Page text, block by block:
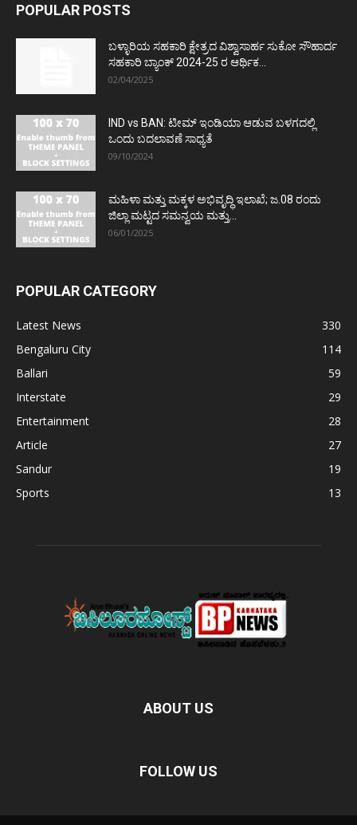
POPULAR POSTS
ಬಳ್ಳಾರಿಯ ಸಹಕಾರಿ ಕ್ಷೇತ್ರದ ವಿಶ್ವಾಸಾರ್ಹ ಸುಕೋ ಸೌಹಾರ್ದ
ಸಹಕಾರಿ ಬ್ಯಾಂಕ್ 2024-25 ರ ಆರ್ಥಿಕ...
02/04/2025
IND vs BAN: ಟೀಮ್ ಇಂಡಿಯಾ ಆಡುವ ಬಳಗದಲ್ಲಿ
ಒಂದು ಬದಲಾವಣೆ ಸಾಧ್ಯತೆ
09/10/2024
ಮಹಿಳಾ ಮತ್ತು ಮಕ್ಕಳ ಅಭಿವೃದ್ಧಿ ಇಲಾಖೆ; ಜ.08 ರಂದು
ಜಿಲ್ಲಾ ಮಟ್ಟದ ಸಮನ್ವಯ ಮತ್ತು...
06/01/2025
POPULAR CATEGORY
Latest News
330
Bengaluru City
114
Ballari
59
Interstate
29
Entertainment
28
Article
27
Sandur
19
Sports
13
ABOUT US
FOLLOW US